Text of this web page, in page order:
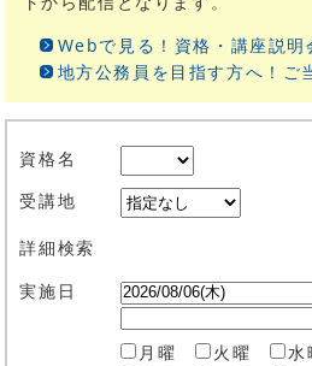
Webで見る！資格・講座説明
地方公務員を目指す方へ！ご
資格名
受講地
詳細検索
実施日
月曜 火曜 水